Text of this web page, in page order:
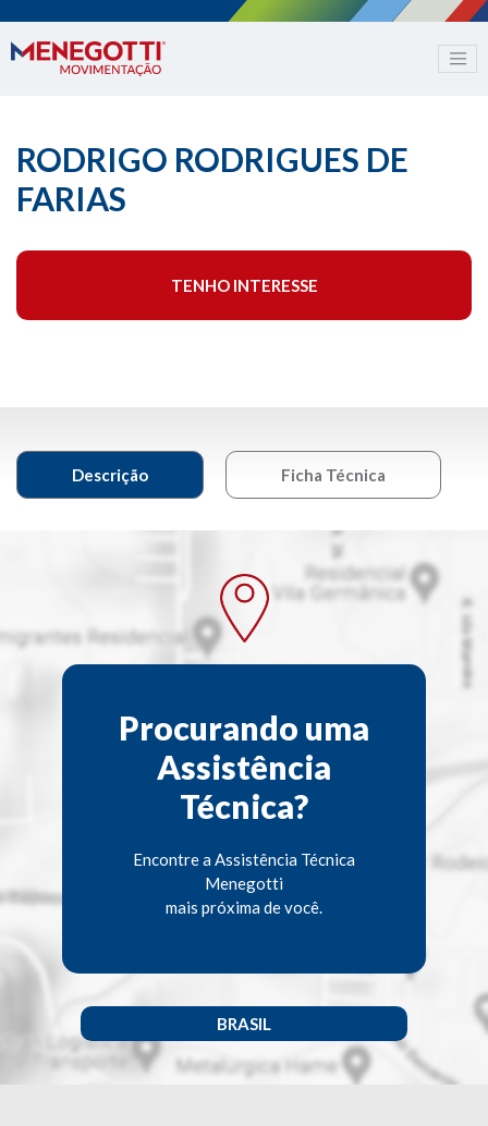
RODRIGO RODRIGUES DE
FARIAS
TENHO INTERESSE
Descrição Ficha Técnica
Procurando uma
Assistência
Técnica?
Encontre a Assistência Técnica
Menegotti
mais próxima de você.
BRASIL